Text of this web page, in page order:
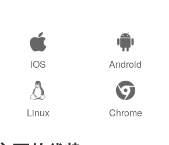
iOS Android
Linux Chrome